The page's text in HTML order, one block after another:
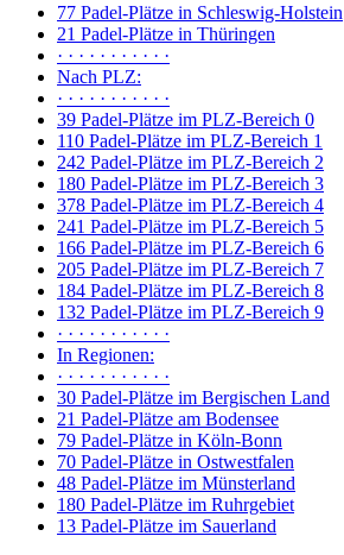
77 Padel-Plätze in Schleswig-Holstein
21 Padel-Plätze in Thüringen
· · · · · · · · · · ·
Nach PLZ:
· · · · · · · · · · ·
39 Padel-Plätze im PLZ-Bereich 0
110 Padel-Plätze im PLZ-Bereich 1
242 Padel-Plätze im PLZ-Bereich 2
180 Padel-Plätze im PLZ-Bereich 3
378 Padel-Plätze im PLZ-Bereich 4
241 Padel-Plätze im PLZ-Bereich 5
166 Padel-Plätze im PLZ-Bereich 6
205 Padel-Plätze im PLZ-Bereich 7
184 Padel-Plätze im PLZ-Bereich 8
132 Padel-Plätze im PLZ-Bereich 9
· · · · · · · · · · ·
In Regionen:
· · · · · · · · · · ·
30 Padel-Plätze im Bergischen Land
21 Padel-Plätze am Bodensee
79 Padel-Plätze in Köln-Bonn
70 Padel-Plätze in Ostwestfalen
48 Padel-Plätze im Münsterland
180 Padel-Plätze im Ruhrgebiet
13 Padel-Plätze im Sauerland